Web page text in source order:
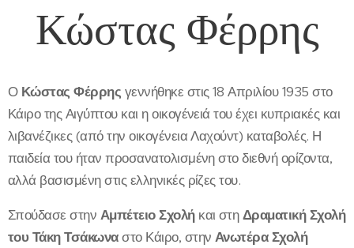
Κώστας Φέρρης
Ο Κώστας Φέρρης γεννήθηκε στις 18 Απριλίου 1935 στο
Κάιρο της Αιγύπτου και η οικογένειά του έχει κυπριακές και
λιβανέζικες (από την οικογένεια Λαχούντ) καταβολές. Η
παιδεία του ήταν προσανατολισμένη στο διεθνή ορίζοντα,
αλλά βασισμένη στις ελληνικές ρίζες του.
Σπούδασε στην Αμπέτειο Σχολήκαι στηΔραματική Σχολή
του Τάκη Τσάκωναστο Κάιρο, στην Ανωτέρα Σχολή